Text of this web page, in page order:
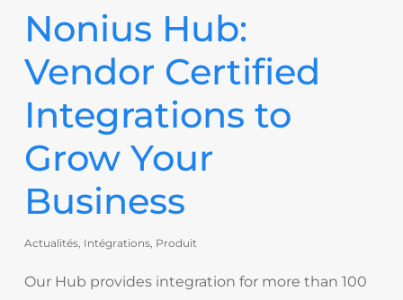
Nonius Hub:
Vendor Certified
Integrations to
Grow Your
Business
Actualités, Intégrations, Produit
Our Hub provides integration for more than 100